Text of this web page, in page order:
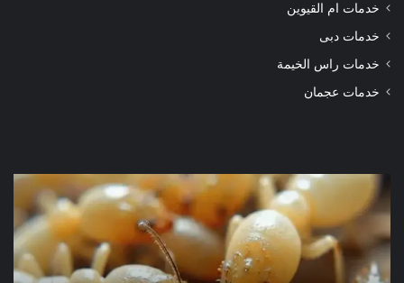
خدمات ام القيوين
خدمات دبى
خدمات راس الخيمة
خدمات عجمان
شركة
مكافحة
الرمة
في
دبي
في